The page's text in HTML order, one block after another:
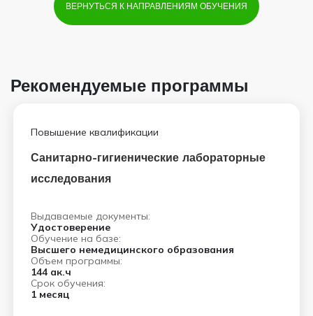
ВЕРНУТЬСЯ К НАПРАВЛЕНИЯМ ОБУЧЕНИЯ
Рекомендуемые программы
Повышение квалификации
Санитарно-гигиенические лабораторные
исследования
Выдаваемые документы:
Удостоверение
Обучение на базе:
Высшего немедицинского образования
Объем программы:
144 ак.ч
Срок обучения:
1 месяц